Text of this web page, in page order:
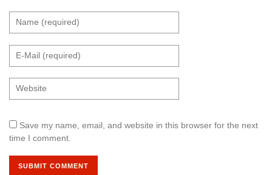
Save my name, email, and website in this browser for the next
time I comment.